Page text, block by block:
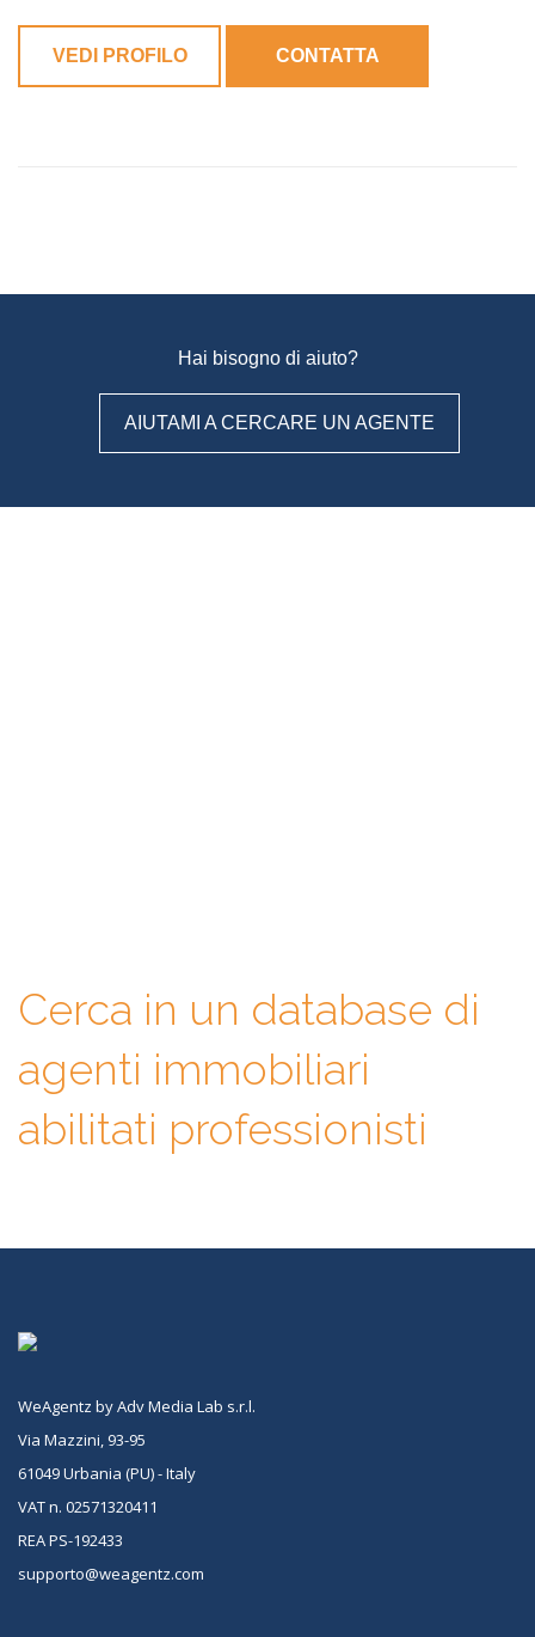
VEDI PROFILO CONTATTA
Hai bisogno di aiuto?
AIUTAMI A CERCARE UN AGENTE
Cerca in un database di
agenti immobiliari
abilitati professionisti
WeAgentz by Adv Media Lab s.r.l.
Via Mazzini, 93-95
61049 Urbania (PU) - Italy
VAT n. 02571320411
REA PS-192433
supporto@weagentz.com